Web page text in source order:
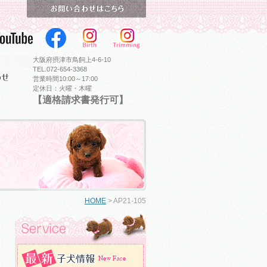
大阪府摂津市鳥飼上4-6-10
TEL.072-654-3368
営業時間10:00～17:00
定休日：火曜・木曜
【適格請求書発行可】
HOME >AP21-105